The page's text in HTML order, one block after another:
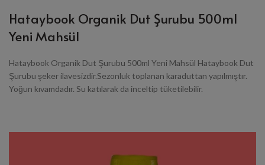
Hataybook Organik Dut Şurubu 500ml
Yeni Mahsül
Hataybook Organik Dut Şurubu 500ml Yeni Mahsül Hataybook Dut
Şurubu şeker ilavesizdir.Sezonluk toplanan karaduttan yapılmıştır.
Yoğun kıvamdadır. Su katılarak da inceltip tüketilebilir.